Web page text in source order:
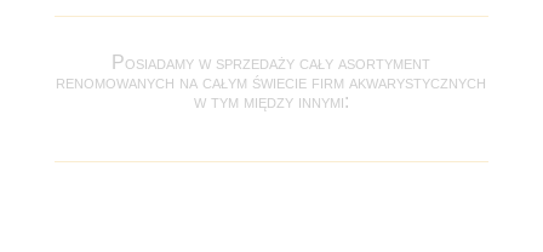
Posiadamy w sprzedaży cały asortyment
renomowanych na całym świecie firm akwarystycznych
w tym między innymi: